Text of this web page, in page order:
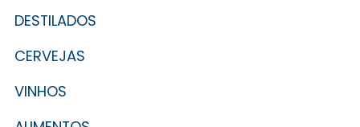
DESTILADOS
CERVEJAS
VINHOS